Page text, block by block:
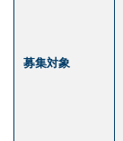
募集対象